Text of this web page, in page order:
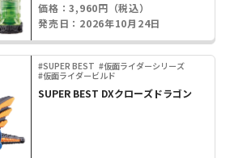
価格：3,960円（税込）
発売日：2026年10月24日
#SUPER BEST #仮面ライダーシリーズ
#仮面ライダービルド
SUPER BEST DXクローズドラゴン